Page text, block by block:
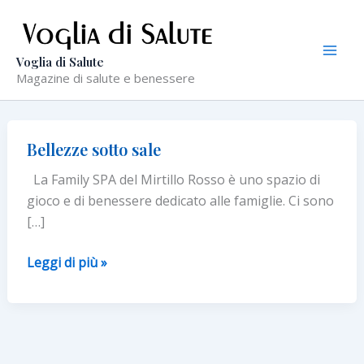
contenuto
Voglia di Salute
Magazine di salute e benessere
Bellezze sotto sale
La Family SPA del Mirtillo Rosso è uno spazio di
gioco e di benessere dedicato alle famiglie. Ci sono
[…]
Bellezze
Leggi di più »